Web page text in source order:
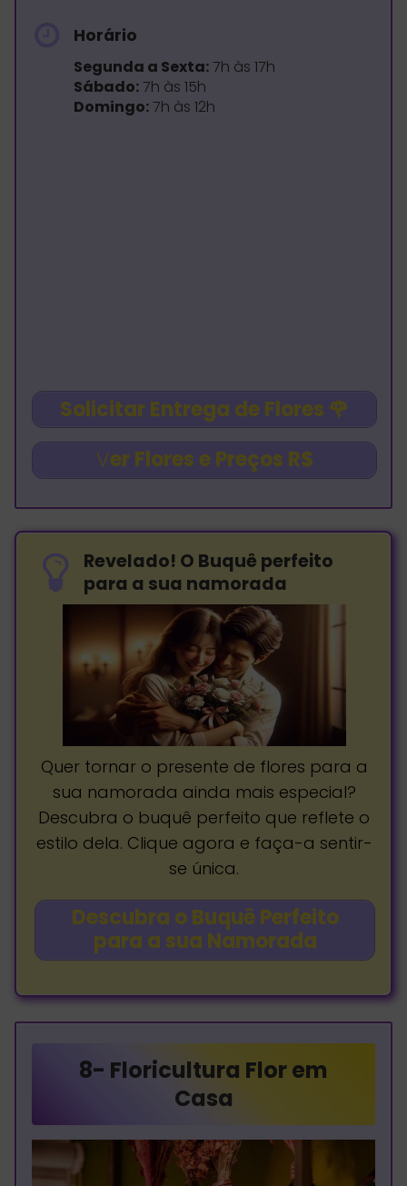
Horário
Segunda a Sexta:7h às 17h
Sábado:7h às 15h
Domingo:7h às 12h
Solicitar Entrega de Flores 🌹
Ver Flores e Preços R$
Revelado! O Buquê perfeito
para a sua namorada
Quer tornar o presente de flores para a
sua namorada ainda mais especial?
Descubra o buquê perfeito que reflete o
estilo dela. Clique agora e faça-a sentir-
se única.
Descubra o Buquê Perfeito
para a sua Namorada
8- Floricultura Flor em
Casa